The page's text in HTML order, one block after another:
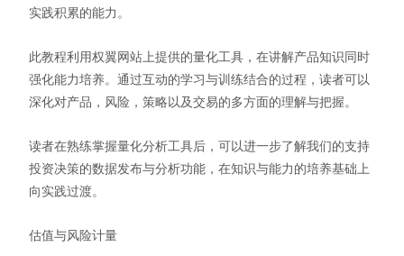
实践积累的能力。
此教程利用权翼网站上提供的量化工具，在讲解产品知识同时
强化能力培养。通过互动的学习与训练结合的过程，读者可以
深化对产品，风险，策略以及交易的多方面的理解与把握。
读者在熟练掌握量化分析工具后，可以进一步了解我们的支持
投资决策的数据发布与分析功能，在知识与能力的培养基础上
向实践过渡。
估值与风险计量